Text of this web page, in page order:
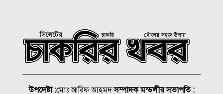
জুলাই আহত যোদ্ধা মিতুর খোঁজ
নিলেন প্রধানমন্ত্রী
উপদেষ্টা :মোঃ আরিফ আহমদসম্পাদক মন্ডলীর সভাপতি :